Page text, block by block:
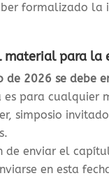
formalizado la
para la
de 2026 se debe
es para
simposio
de enviar el
en esta